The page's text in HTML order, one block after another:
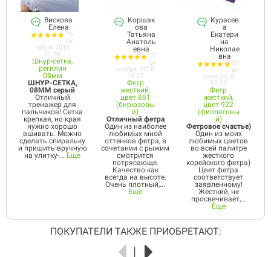
Вискова
Елена
15
ок
тября 2018
21:38
Шнур-сетка,
регилин
08мм
ШНУР-СЕТКА,
08ММ серый
Отличный
тренажер для
пальчиков! Сетка
крепкая, но края
нужно хорошо
вшивать. Можно
сделать спиральку
и пришить вручную
на улитку-...Еще
Коршак
ова
Татьяна
Анатоль
евна
13
се
нтября 2018
14:37
Фетр
жесткий,
цвет 861
(бирюзовы
й)
Отличный фетра
Один из наиболее
любимых мной
оттенков фетра, в
сочетании с рыжим
смотрится
потрясающе.
Качество как
всегда на высоте.
Очень плотный,...
Еще
Курасев
а
Екатери
на
Николае
вна
23
ап
реля 2018
00:19
Фетр
жесткий,
цвет 922
(фиолетовы
й)
Фетровое счастье)
Один из моих
любимых цветов
во всей палитре
жесткого
корейского фетра)
Цвет фетра
соответствует
заявленному!
Жесткий, не
просвечивает,...
Еще
ПОКУПАТЕЛИ ТАКЖЕ ПРИОБРЕТАЮТ: